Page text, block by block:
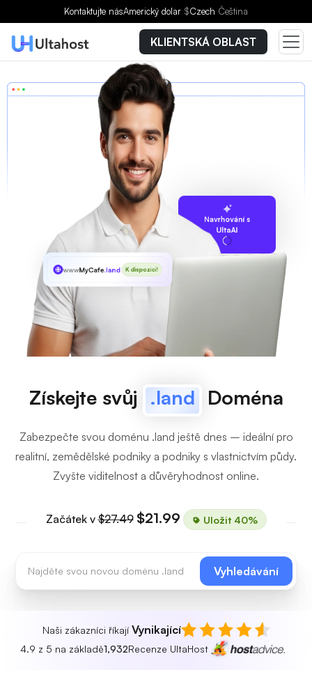
Kontaktujte násAmerický dolar $Czech Čeština
KLIENTSKÁ OBLAST
Navrhování s
UltaAI
wwwMyCafe.land K dispozici!
Získejte svůj .land Doména
Zabezpečte svou doménu .land ještě dnes – ideální pro
realitní, zemědělské podniky a podniky s vlastnictvím půdy.
Zvyšte viditelnost a důvěryhodnost online.
Začátek v$27.49 $21.99 Uložit 40%
Vyhledávání
Naši zákazníci říkají Vynikající
4.9 z 5 na základě1,932Recenze UltaHost